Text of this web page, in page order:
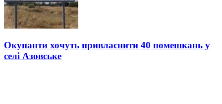
Окупанти хочуть привласнити 40 помешкань у
селі Азовське